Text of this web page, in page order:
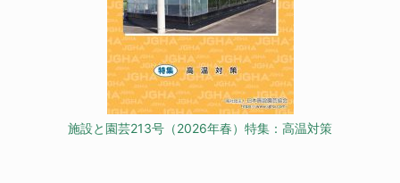
施設と園芸213号（2026年春）特集：高温対策